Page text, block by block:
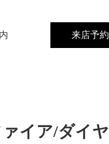
来店予約
イア/ダイ